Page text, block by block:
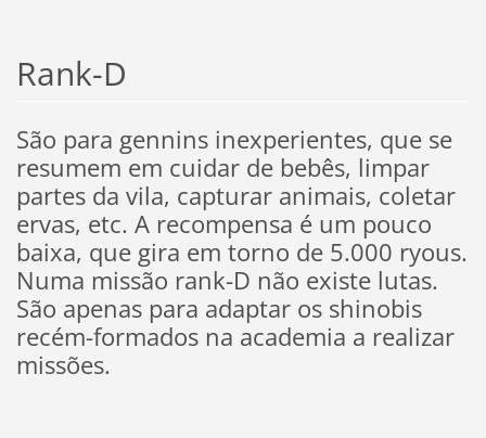
Rank-D
São para gennins inexperientes, que se
resumem em cuidar de bebês, limpar
partes da vila, capturar animais, coletar
ervas, etc. A recompensa é um pouco
baixa, que gira em torno de 5.000 ryous.
Numa missão rank-D não existe lutas.
São apenas para adaptar os shinobis
recém-formados na academia a realizar
missões.